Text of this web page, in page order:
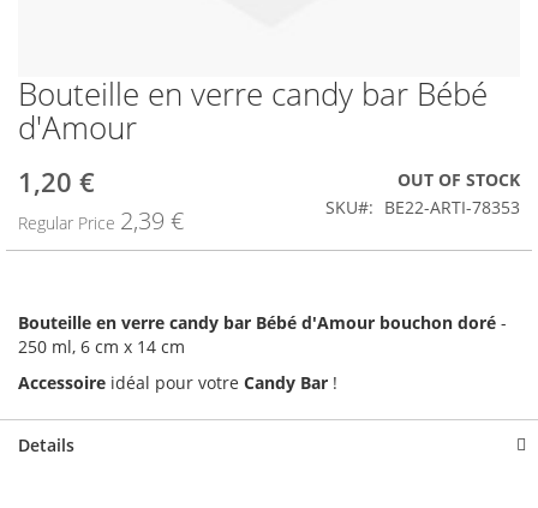
Skip
to
the
of
images
gallery
Bouteille en verre candy bar Bébé
d'Amour
Special
Price
1,20 €
Regular Price 2,39 €
OUT OF STOCK
SKU
BE22-ARTI-78353
Bouteille en verre candy bar Bébé d'Amour bouchon doré -
250 ml, 6 cm x 14 cm
Accessoire idéal pour votre Candy Bar !
Details